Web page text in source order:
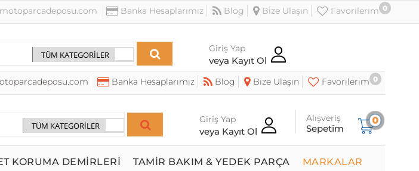
Banka Hesaplarımız Blog Bize Ulaşın Favorilerim 0
Giriş Yap
veya Kayıt Ol
Banka Hesaplarımız Blog Bize Ulaşın Favorilerim 0
Giriş Yap
veya Kayıt Ol
0
Alışveriş
Sepetim
KORUMA DEMİRLERİ TAMİR BAKIM & YEDEK PARÇA MARKALAR